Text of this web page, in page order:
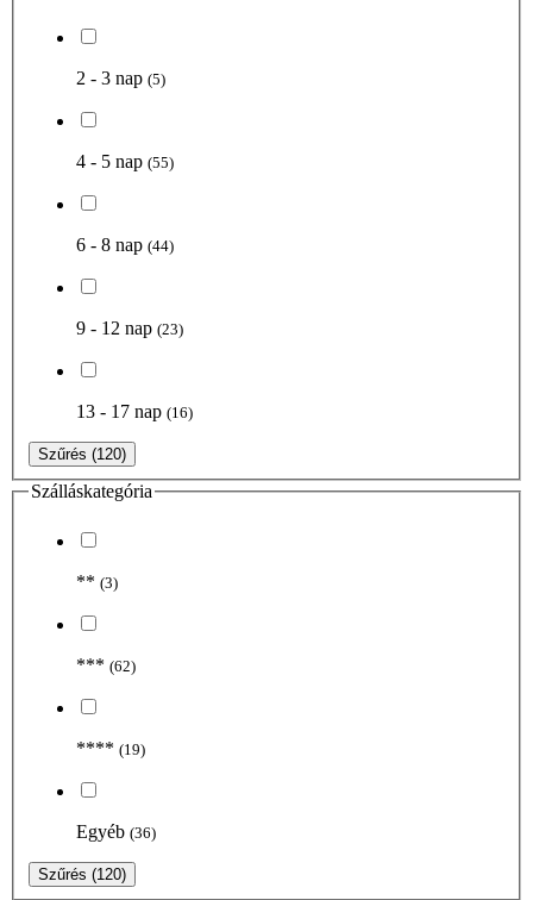
2 - 3 nap (5)
4 - 5 nap (55)
6 - 8 nap (44)
9 - 12 nap (23)
13 - 17 nap (16)
Szűrés (120)
Szálláskategória
** (3)
*** (62)
**** (19)
Egyéb (36)
Szűrés (120)